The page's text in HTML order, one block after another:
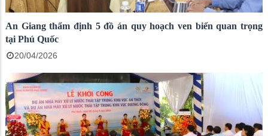
An Giang thẩm định 5 đồ án quy hoạch ven biển quan trọng
tại Phú Quốc
20/04/2026